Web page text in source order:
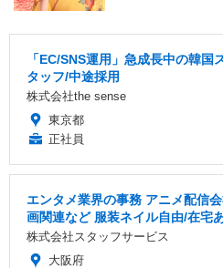
「EC/SNS運用」急成長中の韓
タッフ/中途採用
株式会社the sense
東京都
正社員
エンタメ業界の事務 アニメ配信
画関連など 服装ネイル自由/在宅
株式会社スタッフサービス
大阪府